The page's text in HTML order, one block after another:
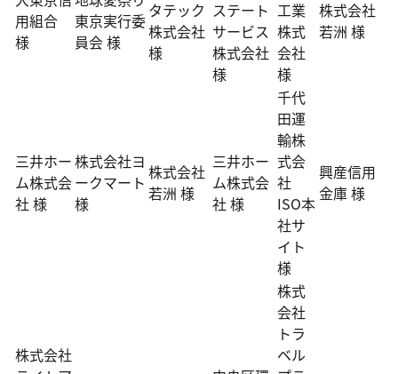
用組合
様
東京実行委
員会 様
タテック
株式会社
様
ステート
サービス
株式会社
様
工業
株式
会社
様
株式会社
若洲 様
三井ホー
ム株式会
社 様
株式会社ヨ
ークマート
様
株式会社
若洲 様
三井ホー
ム株式会
社 様
千代
田運
輸株
式会
社
ISO本
社サ
イト
様
興産信用
金庫 様
株式会社
株式
会社
トラ
ベル